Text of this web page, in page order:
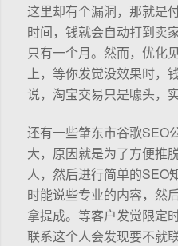
这里却有个漏洞，那就是
时间，钱就会自动打到卖
只有一个月。然而，优化
上，等你发觉没效果时，
说，淘宝交易只是噱头，
还有一些肇东市谷歌SEO
大，原因就是为了方便推
人，然后进行简单的SEO
时能说些专业的内容，然
拿提成。等客户发觉限定
联系这个人会发现要不就